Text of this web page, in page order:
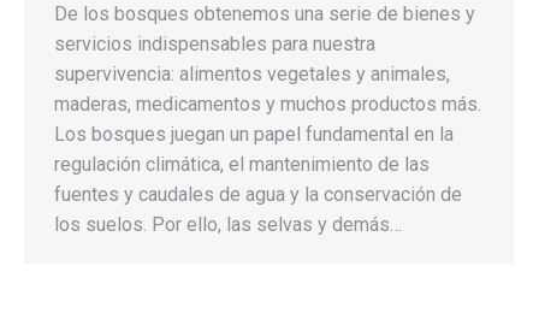
De los bosques obtenemos una serie de bienes y
servicios indispensables para nuestra
supervivencia: alimentos vegetales y animales,
maderas, medicamentos y muchos productos más.
Los bosques juegan un papel fundamental en la
regulación climática, el mantenimiento de las
fuentes y caudales de agua y la conservación de
los suelos. Por ello, las selvas y demás…